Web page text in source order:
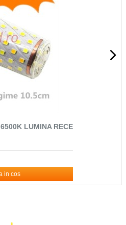
LUMINA RECE
in cos